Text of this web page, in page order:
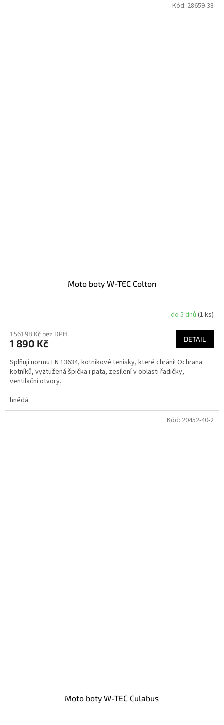
Moto boty W-TEC Colton
do 5 dnů (1 ks)
1 561,98 Kč bez DPH
1 890 Kč DETAIL
Splňují normu EN 13634, kotníkové tenisky, které chrání! Ochrana
kotníků, vyztužená špička i pata, zesílení v oblasti řadičky,
ventilační otvory.
hnědá
Kód: 28659-38
Moto boty W-TEC Culabus
Kód: 20452-40-2